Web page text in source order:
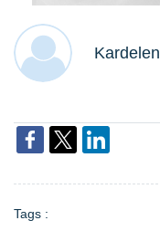
Kardelen
Tags :